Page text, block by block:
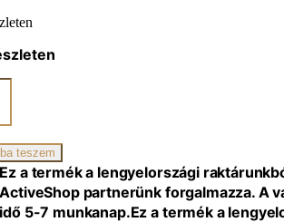
teszem
Ez a termék a lengyelországi
ActiveShop partnerünk forgalmazza. A
idő 5-7 munkanap.Ez a termék a